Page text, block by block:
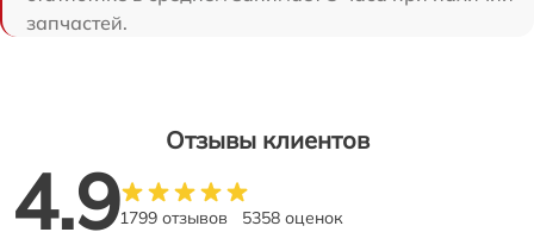
запчастей.
Отзывы клиентов
4.91799 отзывов 5358 оценок